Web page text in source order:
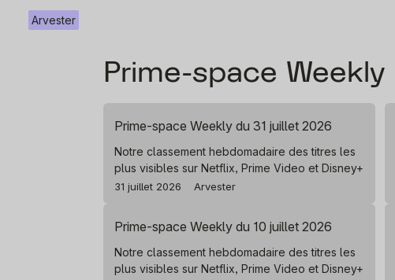
Arvester
Prime-space Weekly
Prime-space Weekly du 31 juillet 2026
Notre classement hebdomadaire des titres les
plus visibles sur Netflix, Prime Video et Disney+
Arvester
31 juillet 2026
Prime-space Weekly du 10 juillet 2026
Notre classement hebdomadaire des titres les
plus visibles sur Netflix, Prime Video et Disney+